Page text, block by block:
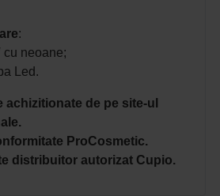
:
cu neoane;
Led.
de pe site-ul
ProCosmetic.
distribuitor autorizat Cupio.